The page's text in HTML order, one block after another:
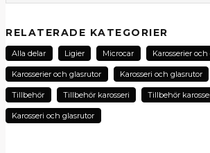
Fråga oss om denna produkt...
name
Namn
RELATERADE KATEGORIER
Alla delar Ligier Microcar Karosserier
Karosserier och glasrutor Karosseri och glasrutor
Tillbehör Tillbehör karosseri Tillbehör
Karosseri och glasrutor